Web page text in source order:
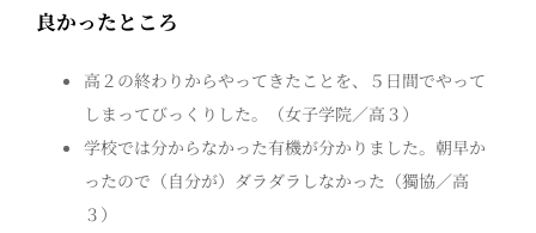
良かったところ
高２の終わりからやってきたことを、５日間でやって
しまってびっくりした。（女子学院／高３）
学校では分からなかった有機が分かりました。朝早か
ったので（自分が）ダラダラしなかった（獨協／高
３）